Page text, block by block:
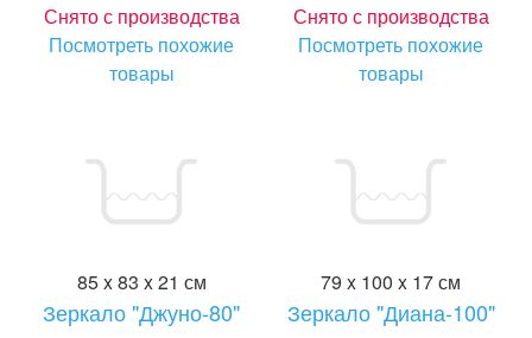
Снято с производства
Посмотреть похожие
товары
Снято с производства
Посмотреть похожие
товары
85 x 83 x 21 см
Зеркало "Джуно-80"
79 x 100 x 17 см
Зеркало "Диана-100"